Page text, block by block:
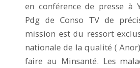
en conférence de presse à
Pdg de Conso TV de
mission est du ressort
nationale de la qualité (
faire au Minsanté. Les